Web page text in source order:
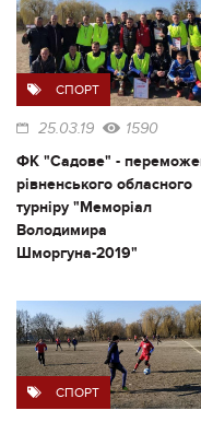
СПОРТ
25.03.19 1590
ФК "Садове" -
рівненського обласного
турніру "Меморіал
Володимира
Шморгуна-2019"
СПОРТ